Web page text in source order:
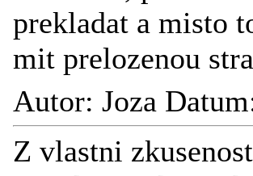
prekladat a misto
mit prelozenou
Autor: Joza
Z vlastni